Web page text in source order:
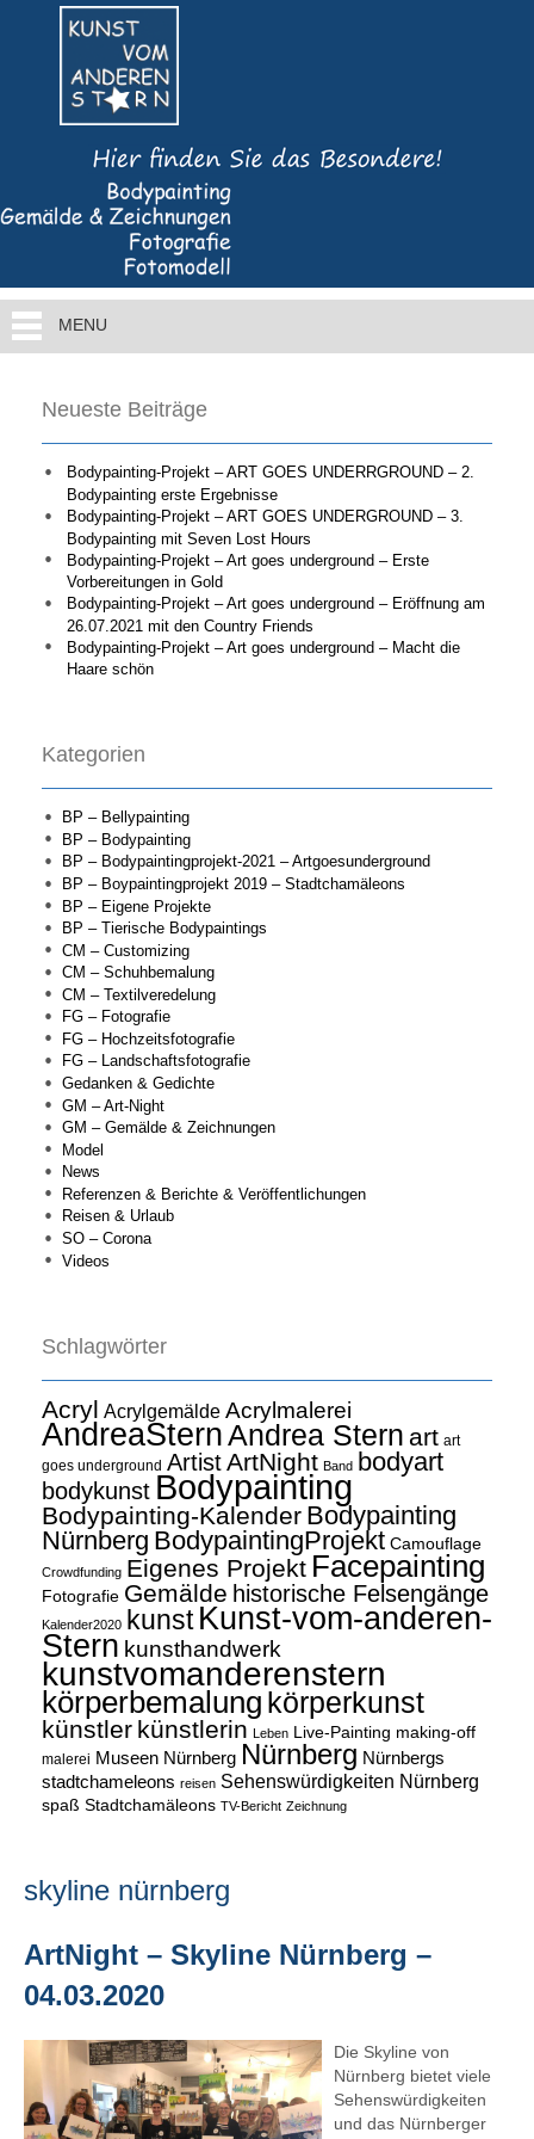
MENU
Neueste Beiträge
Bodypainting-Projekt – ART GOES UNDERRGROUND – 2.
Bodypainting erste Ergebnisse
Bodypainting-Projekt – ART GOES UNDERGROUND – 3.
Bodypainting mit Seven Lost Hours
Bodypainting-Projekt – Art goes underground – Erste
Vorbereitungen in Gold
Bodypainting-Projekt – Art goes underground – Eröffnung am
26.07.2021 mit den Country Friends
Bodypainting-Projekt – Art goes underground – Macht die
Haare schön
Kategorien
BP – Bellypainting
BP – Bodypainting
BP – Bodypaintingprojekt-2021 – Artgoesunderground
BP – Boypaintingprojekt 2019 – Stadtchamäleons
BP – Eigene Projekte
BP – Tierische Bodypaintings
CM – Customizing
CM – Schuhbemalung
CM – Textilveredelung
FG – Fotografie
FG – Hochzeitsfotografie
FG – Landschaftsfotografie
Gedanken & Gedichte
GM – Art-Night
GM – Gemälde & Zeichnungen
Model
News
Referenzen & Berichte & Veröffentlichungen
Reisen & Urlaub
SO – Corona
Videos
Schlagwörter
Acryl Acrylgemälde Acrylmalerei
AndreaSternAndrea Stern art art
goes underground ArtistArtNight Band bodyart
bodykunst Bodypainting
Bodypainting-Kalender Bodypainting
Nürnberg BodypaintingProjekt Camouflage
Crowdfunding Eigenes Projekt Facepainting
Fotografie Gemälde historische Felsengänge
Kalender2020 kunst Kunst-vom-anderen-
Stern kunsthandwerk
kunstvomanderenstern
körperbemalung körperkunst
künstler künstlerin Leben Live-Painting making-off
malerei Museen Nürnberg Nürnberg Nürnbergs
stadtchameleons reisen Sehenswürdigkeiten Nürnberg
spaß Stadtchamäleons TV-Bericht Zeichnung
skyline nürnberg
ArtNight – Skyline Nürnberg –
04.03.2020
Die Skyline von
Nürnberg bietet viele
Sehenswürdigkeiten
und das Nürnberger